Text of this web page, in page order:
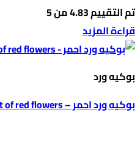
تم التقييم4.83من 5
قراءة المزيد
بوكيه ورد
بوكيه ورد احمر – Bouquet of red flowers